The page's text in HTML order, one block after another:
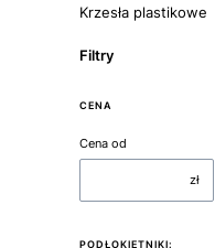
Krzesła plastikowe
Filtry
CENA
Cena od
zł
PODŁOKIETNIKI: